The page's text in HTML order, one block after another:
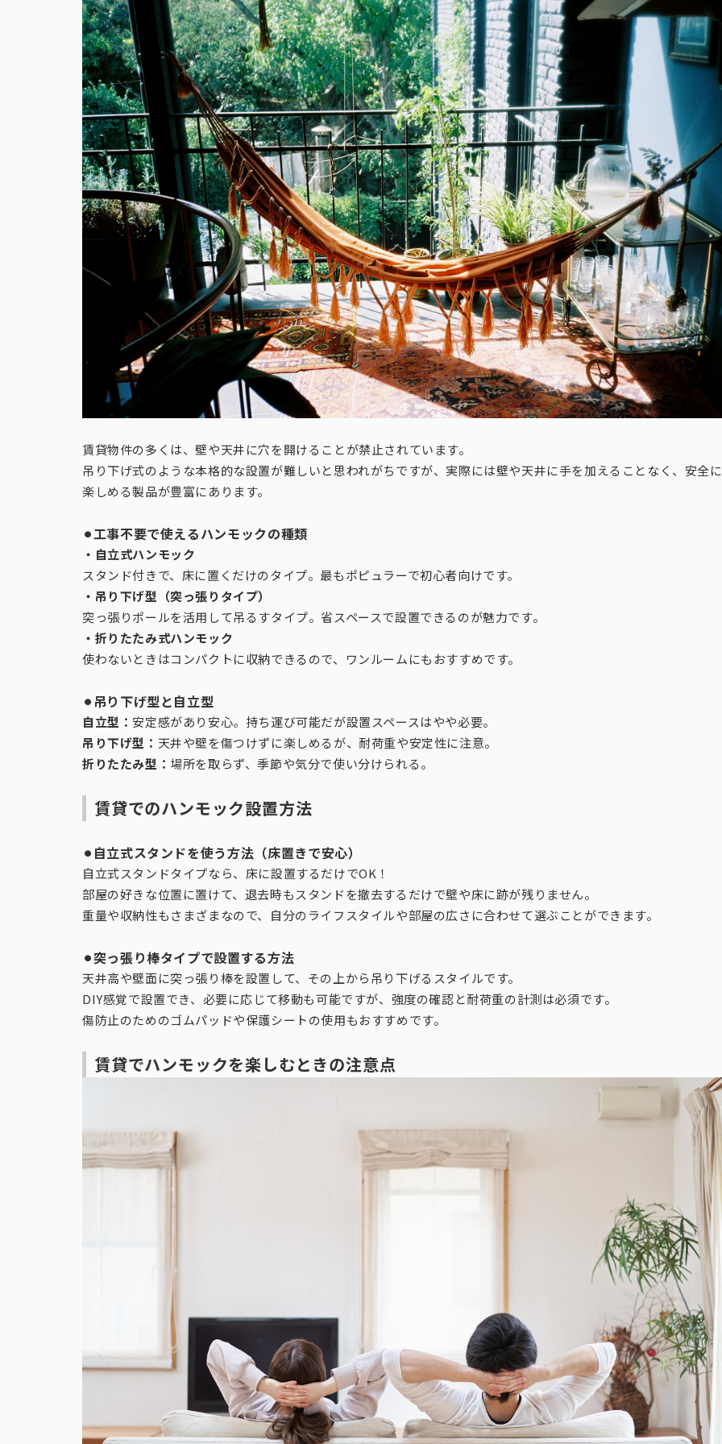
賃貸物件の多くは、壁や天井に穴を開けることが禁止されています。
吊り下げ式のような本格的な設置が難しいと思われがちですが、実際には壁や天井に手を加えることなく、安全に
楽しめる製品が豊富にあります。
⚫︎工事不要で使えるハンモックの種類
・自立式ハンモック
スタンド付きで、床に置くだけのタイプ。最もポピュラーで初心者向けです。
・吊り下げ型（突っ張りタイプ）
突っ張りポールを活用して吊るすタイプ。省スペースで設置できるのが魅力です。
・折りたたみ式ハンモック
使わないときはコンパクトに収納できるので、ワンルームにもおすすめです。
⚫︎吊り下げ型と自立型
自立型：安定感があり安心。持ち運び可能だが設置スペースはやや必要。
吊り下げ型： 天井や壁を傷つけずに楽しめるが、耐荷重や安定性に注意。
折りたたみ型： 場所を取らず、季節や気分で使い分けられる。
賃貸でのハンモック設置方法
⚫︎自立式スタンドを使う方法（床置きで安心）
自立式スタンドタイプなら、床に設置するだけでOK！
部屋の好きな位置に置けて、退去時もスタンドを撤去するだけで壁や床に跡が残りません。
重量や収納性もさまざまなので、自分のライフスタイルや部屋の広さに合わせて選ぶことができます。
⚫︎突っ張り棒タイプで設置する方法
天井高や壁面に突っ張り棒を設置して、その上から吊り下げるスタイルです。
DIY感覚で設置でき、必要に応じて移動も可能ですが、強度の確認と耐荷重の計測は必須です。
傷防止のためのゴムパッドや保護シートの使用もおすすめです。
賃貸でハンモックを楽しむときの注意点